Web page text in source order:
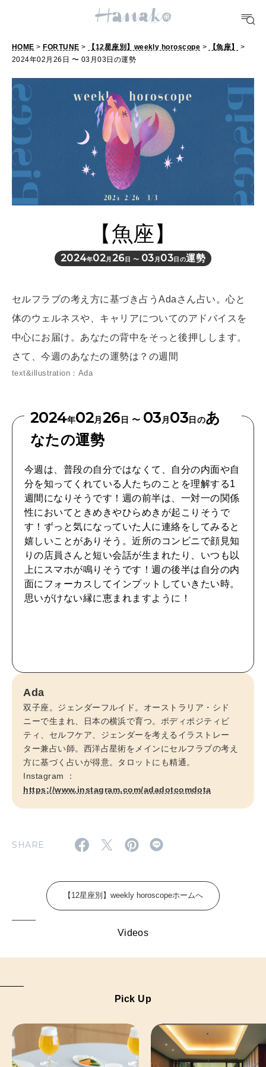
FOOD
おいしい
TRAVEL
どこ行く？
FORTUNE
明日のわたし
[12星座別] Monthly Love Holoscope
女神まり愛のタロットメッセージ
算命学がわかる今月のあなた
HEALTH
自分にやさしく
LEARN
MAMA
ママもいろいろ
SUSTAINABLE
わたしができること
CULTURE
自分を耕す
WORK&MONEY
いい人生って？
2026年9月号「北海道 おいしく遊ぶ、夏のご褒美旅。」
2026年8月号『お茶の時間です。』
2026年7月号「鎌倉 ローカルが 教えてくれた 本当の歩き方。」
2026年6月号「大銀座 トレンドが生まれる 新しい一流店へ。」
2026年2月号「良運を掴む 新・開運術。」
MAGAZINE MOOK
HOME > FORTUNE > 【12星座別】weekly horoscope > 【魚座】
>
2024年02月26日 〜 03月03日の運勢
【魚座】
2024年02月 26日 〜 03月 03日の運勢
セルフラブの考え方に基づき占うAdaさん占い。心と
体のウェルネスや、キャリアについてのアドバイスを
中心にお届け。あなたの背中をそっと後押しします。
さて、今週のあなたの運勢は？の週間
text&illustration：Ada
2024年02月26日 〜 03月03日のあ
なたの運勢
今週は、普段の自分ではなくて、自分の内面や自
分を知ってくれている人たちのことを理解する1
週間になりそうです！週の前半は、一対一の関係
性においてときめきやひらめきが起こりそうで
す！ずっと気になっていた人に連絡をしてみると
嬉しいことがありそう。近所のコンビニで顔見知
りの店員さんと短い会話が生まれたり、いつも以
上にスマホが鳴りそうです！週の後半は自分の内
面にフォーカスしてインプットしていきたい時。
思いがけない縁に恵まれますように！
Ada
双子座。ジェンダーフルイド。オーストラリア・シド
ニーで生まれ、日本の横浜で育つ。ボディポジティビ
ティ、セルフケア、ジェンダーを考えるイラストレー
ター兼占い師。西洋占星術をメインにセルフラブの考え
方に基づく占いが得意。タロットにも精通。
Instagram ：
https://www.instagram.com/adadotcomdota
SHARE
【12星座別】weekly horoscopeホームへ
Videos
Pick Up